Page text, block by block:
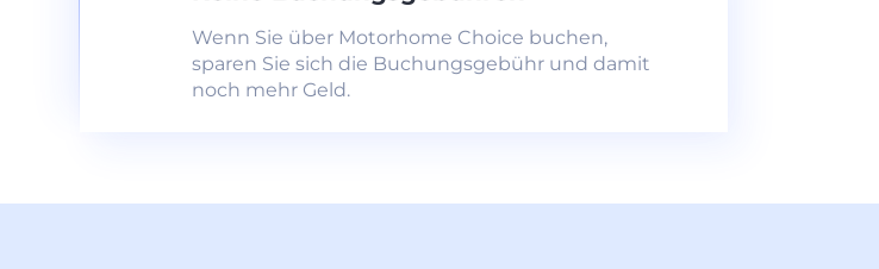
Wenn Sie über Motorhome Choice buchen,
sparen Sie sich die Buchungsgebühr und damit
noch mehr Geld.